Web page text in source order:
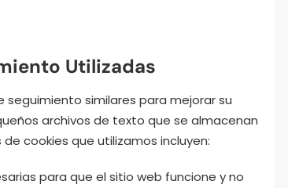
Utilizadas
similares para mejorar su
archivos de texto que se almacenan
cookies que utilizamos incluyen:
para que el sitio web funcione y no